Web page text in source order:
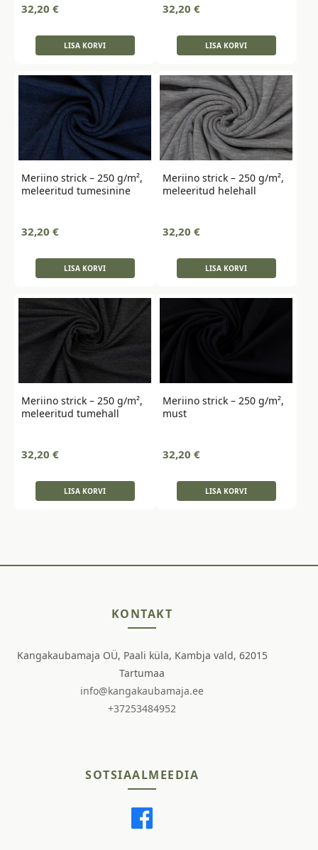
32,20 €
LISA KORVI
32,20 €
LISA KORVI
Meriino strick – 250 g/m²,
meleeritud tumesinine
32,20 €
LISA KORVI
Meriino strick – 250 g/m²,
meleeritud helehall
32,20 €
LISA KORVI
Meriino strick – 250 g/m²,
meleeritud tumehall
32,20 €
LISA KORVI
Meriino strick – 250 g/m²,
must
32,20 €
LISA KORVI
KONTAKT
Kangakaubamaja OÜ, Paali küla, Kambja vald, 62015
Tartumaa
info@kangakaubamaja.ee
+37253484952
SOTSIAALMEEDIA